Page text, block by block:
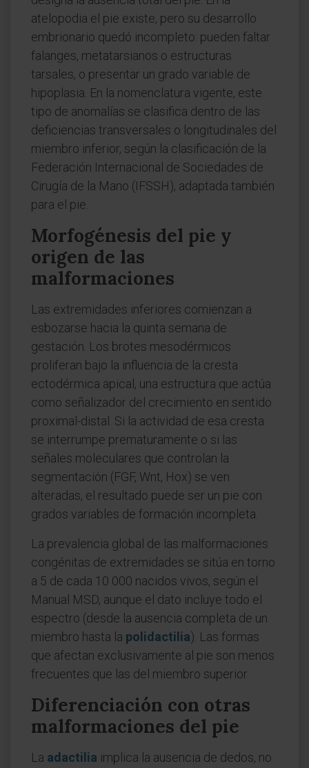
atelopodia el pie existe, pero su desarrollo
embrionario quedó incompleto: pueden faltar
falanges, metatarsianos o estructuras
tarsales, o presentar un grado variable de
hipoplasia. En la nomenclatura vigente, este
tipo de anomalías se clasifica dentro de las
deficiencias transversales o longitudinales del
miembro inferior, según la clasificación de la
Federación Internacional de Sociedades de
Cirugía de la Mano (IFSSH), adaptada también
para el pie.
Morfogénesis del pie y
origen de las
malformaciones
Las extremidades inferiores comienzan a
esbozarse hacia la quinta semana de
gestación. Los brotes mesodérmicos
proliferan bajo la influencia de la cresta
ectodérmica apical, una estructura que actúa
como señalizador del crecimiento en sentido
proximal-distal. Si la actividad de esa cresta
se interrumpe prematuramente o si las
señales moleculares que controlan la
segmentación (FGF, Wnt, Hox) se ven
alteradas, el resultado puede ser un pie con
grados variables de formación incompleta.
La prevalencia global de las malformaciones
congénitas de extremidades se sitúa en torno
a 5 de cada 10 000 nacidos vivos, según el
Manual MSD, aunque el dato incluye todo el
espectro (desde la ausencia completa de un
miembro hasta la polidactilia). Las formas
que afectan exclusivamente al pie son menos
frecuentes que las del miembro superior.
Diferenciación con otras
malformaciones del pie
La adactilia implica la ausencia de dedos, no